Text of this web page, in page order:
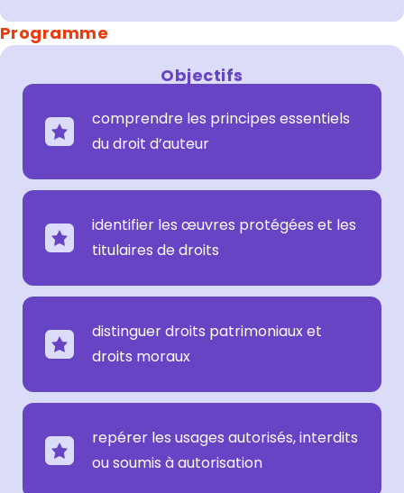
Programme
Objectifs
comprendre les principes essentiels
du droit d’auteur
identifier les œuvres protégées et les
titulaires de droits
distinguer droits patrimoniaux et
droits moraux
repérer les usages autorisés, interdits
ou soumis à autorisation